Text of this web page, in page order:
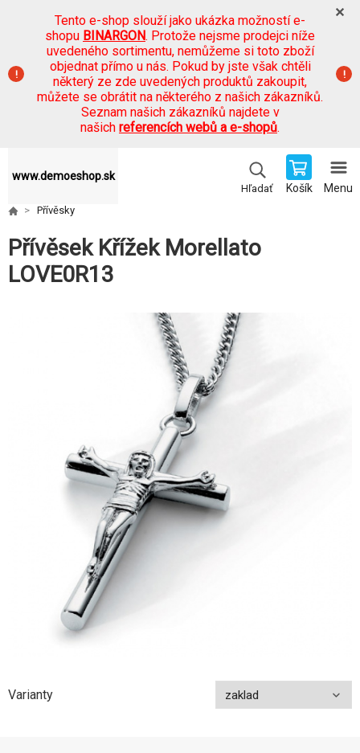
Tento e-shop slouží jako ukázka možností e-
shopu BINARGON. Protože nejsme prodejci níže
uvedeného sortimentu, nemůžeme si toto zboží
objednat přímo u nás. Pokud by jste však chtěli
některý ze zde uvedených produktů zakoupit,
můžete se obrátit na některého z našich zákazníků.
Seznam našich zákazníků najdete v
našich referencích webů a e-shopů.
www.demoeshop.sk
Hľadať Košík Menu
Přívěsky
Přívěsek Křížek Morellato
LOVE0R13
Varianty